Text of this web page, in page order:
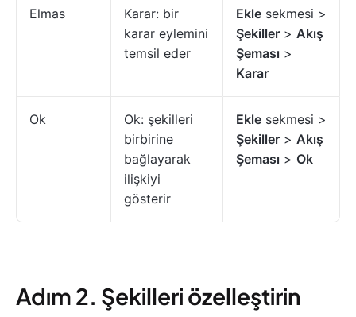
Elmas
Karar: bir
karar eylemini
temsil eder
Ekle sekmesi >
Şekiller > Akış
Şeması >
Karar
Ok
Ok: şekilleri
birbirine
bağlayarak
ilişkiyi
gösterir
Ekle sekmesi >
Şekiller > Akış
Şeması > Ok
Adım 2. Şekilleri özelleştirin